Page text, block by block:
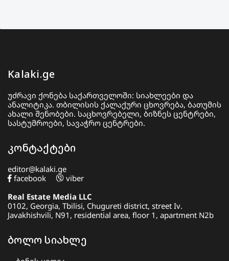
Kalaki.ge
უძრავი ქონება საქართველოში: სიახლეები და
ანალიტიკა. თბილისის ქალაქური ცხოვრება, ბათუმის
ახალი შენობები. საცხოვრებელი, ბიზნეს ცენტრები,
სასტუმროები, სავაჭრო ცენტრები.
კონტაქტები
editor@kalaki.ge
facebook
viber
Real Estate Media LLC
0102, Georgia, Tbilisi, Chugureti district, street Iv.
Javakhishvili, N91, residential area, floor 1, apartment N2b
ბოლო სიახლე